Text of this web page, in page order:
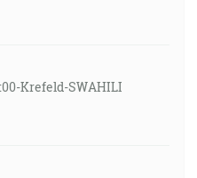
Krefeld-SWAHILI